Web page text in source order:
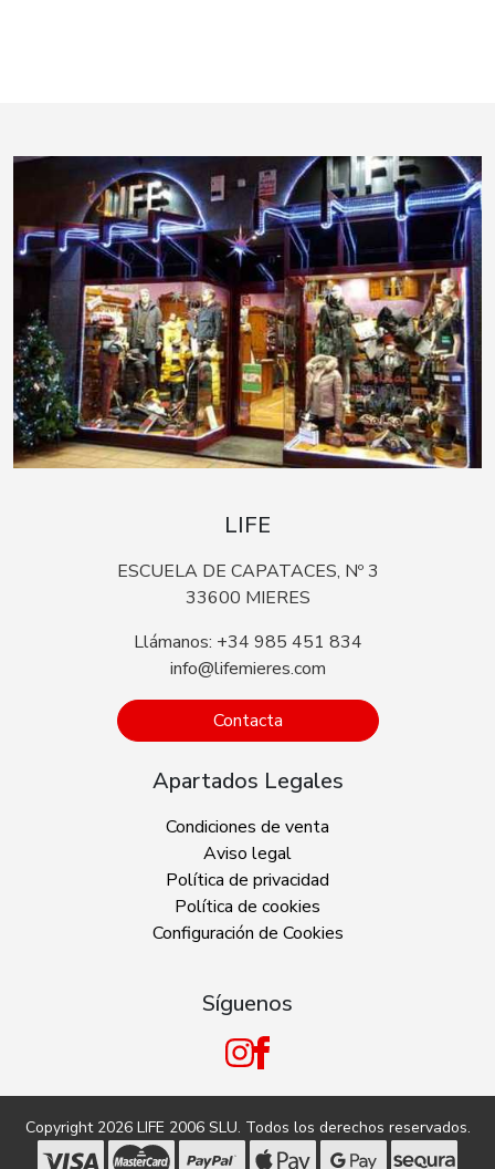
LIFE
ESCUELA DE CAPATACES, Nº 3
33600 MIERES
Llámanos: +34 985 451 834
info@lifemieres.com
Contacta
Apartados Legales
Condiciones de venta
Aviso legal
Política de privacidad
Política de cookies
Configuración de Cookies
Síguenos
Copyright 2026 LIFE 2006 SLU. Todos los derechos reservados.